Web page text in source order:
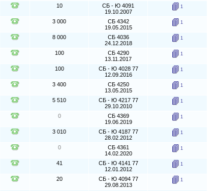
10
СБ - Ю 4091
19.10.2007
1
3 000
СБ 4342
19.05.2015
1
8 000
СБ 4036
24.12.2018
1
100
СБ 4290
13.11.2017
1
100
СБ - Ю 4028 77
12.09.2016
1
3 400
СБ 4250
13.05.2015
1
5 510
СБ - Ю 4217 77
29.10.2010
1
0
СБ 4369
19.06.2019
1
3 010
СБ - Ю 4187 77
28.02.2012
1
0
СБ 4361
14.02.2020
1
41
СБ - Ю 4141 77
12.01.2012
1
20
СБ - Ю 4094 77
29.08.2013
1